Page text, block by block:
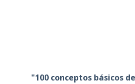
"100 conceptos básicos